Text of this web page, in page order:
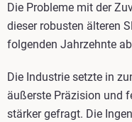
Die Probleme mit der
dieser robusten älteren
folgenden Jahrzehnte
Die Industrie setzte in
äußerste Präzision und
stärker gefragt. Die